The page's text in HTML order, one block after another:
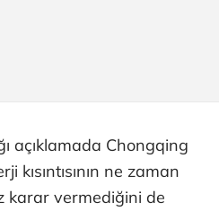
açıklamada Chongqing
kısıntısının ne zaman
karar vermediğini de